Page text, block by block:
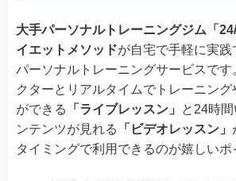
大手パーソナルトレーニングジム「
イエットメソッドが自宅で手軽に実
パーソナルトレーニングサービスです
クターとリアルタイムでトレーニン
ができる
「ライブレッスン」
と24時
ンテンツが見れる
「ビデオレッスン」
タイミングで利用できるのが嬉しいポ